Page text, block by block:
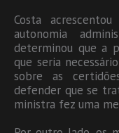
Costa
autonomia
determinou que a
que seria
sobre as
defender que se
ministra fez uma